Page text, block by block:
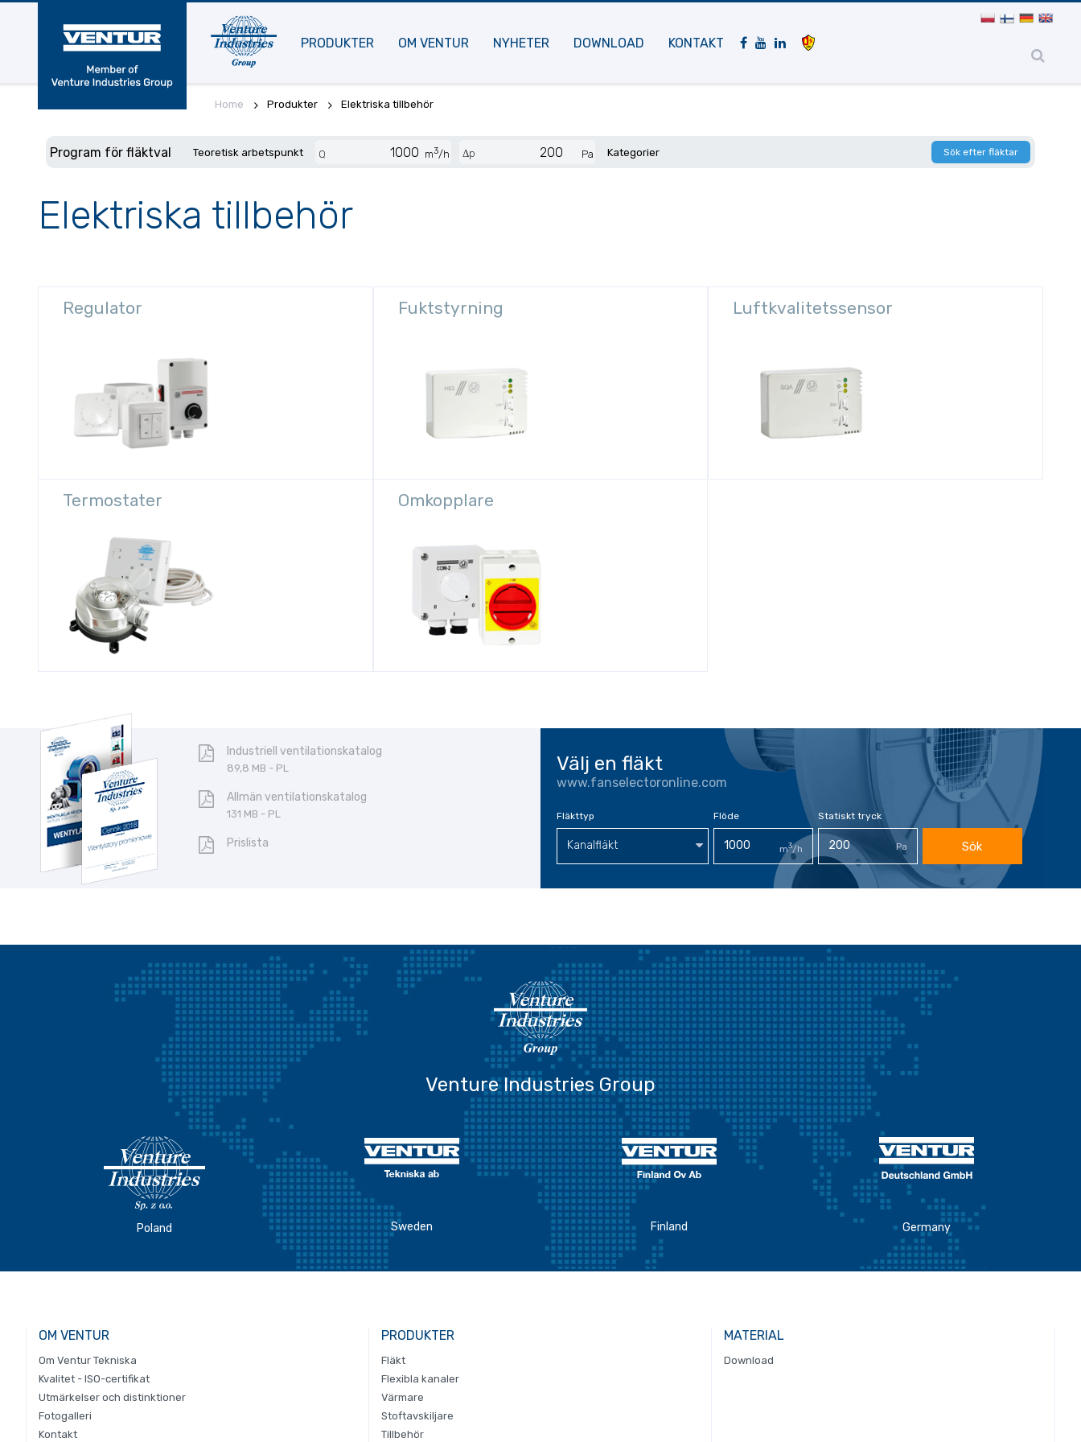
PRODUKTER OM VENTUR NYHETER DOWNLOAD KONTAKT
Home Produkter Elektriska tillbehör
Program för fläktval Teoretisk arbetspunkt Q m3/h Δp Pa Kategorier Sök efter fläktar
Elektriska tillbehör
Regulator Fuktstyrning Luftkvalitetssensor
Termostater Omkopplare
Industriell ventilationskatalog
89,8 MB - PL
Allmän ventilationskatalog
131 MB - PL
Prislista
Välj en fläkt
www.fanselectoronline.com
Fläkttyp
Kanalfläkt
Flöde
m3/h
Statiskt tryck
Pa Sök
Venture Industries Group
Poland Sweden Finland Germany
OM VENTUR
Om Ventur Tekniska
Kvalitet - ISO-certifikat
Utmärkelser och distinktioner
Fotogalleri
Kontakt
PRODUKTER
Fläkt
Flexibla kanaler
Värmare
Stoftavskiljare
Tillbehör
MATERIAL
Download